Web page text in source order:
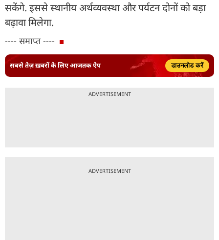
सकेंगे. इससे स्थानीय अर्थव्यवस्था और पर्यटन दोनों को बड़ा
बढ़ावा मिलेगा.
---- समाप्त ----
सबसे तेज़ ख़बरों के लिए आजतक ऐप डाउनलोड करें
ADVERTISEMENT
ADVERTISEMENT